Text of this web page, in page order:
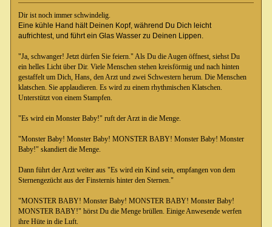
Dir ist noch immer schwindelig.
Eine kühle Hand hält Deinen Kopf, während Du Dich leicht
aufrichtest, und führt ein Glas Wasser zu Deinen Lippen.
"Ja, schwanger! Jetzt dürfen Sie feiern." Als Du die Augen öffnest, siehst Du
ein helles Licht über Dir. Viele Menschen stehen kreisförmig und nach hinten
gestaffelt um Dich, Hans, den Arzt und zwei Schwestern herum. Die Menschen
klatschen. Sie applaudieren. Es wird zu einem rhythmischen Klatschen.
Unterstützt von einem Stampfen.
"Es wird ein Monster Baby!" ruft der Arzt in die Menge.
"Monster Baby! Monster Baby! MONSTER BABY! Monster Baby! Monster
Baby!" skandiert die Menge.
Dann führt der Arzt weiter aus "Es wird ein Kind sein, empfangen von dem
Sternengezücht aus der Finsternis hinter den Sternen."
"MONSTER BABY! Monster Baby! MONSTER BABY! Monster Baby!
MONSTER BABY!" hörst Du die Menge brüllen. Einige Anwesende werfen
ihre Hüte in die Luft.